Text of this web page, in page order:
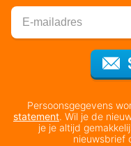
Persoonsgegevens
statement. Wil je de
je je altijd
nieuwsbrief